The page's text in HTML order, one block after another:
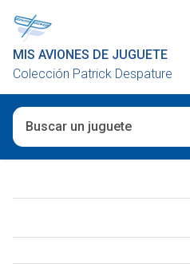
MIS AVIONES DE JUGUETE
Colección Patrick Despature